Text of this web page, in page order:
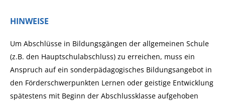
HINWEISE
Um Abschlüsse in Bildungsgängen der allgemeinen Schule
(z.B. den Hauptschulabschluss) zu erreichen, muss ein
Anspruch auf ein sonderpädagogisches Bildungsangebot in
den Förderschwerpunkten Lernen oder geistige Entwicklung
spätestens mit Beginn der Abschlussklasse aufgehoben